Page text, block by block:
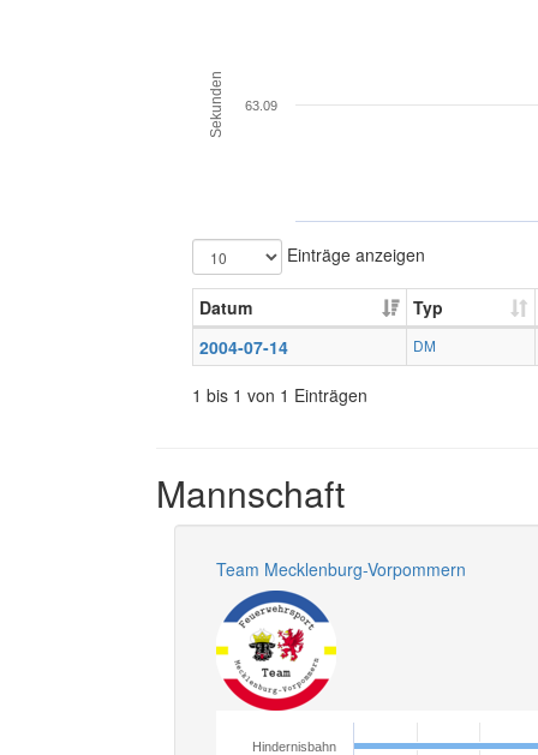
Sekunden 63.09
Einträge anzeigen
Datum
Typ
2004-07-14
DM
1 bis 1 von 1 Einträgen
Mannschaft
Team Mecklenburg-Vorpommern
Hindernisbahn